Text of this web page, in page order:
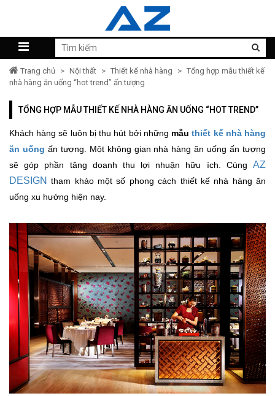
Trang chủ > Nội thất > Thiết kế nhà hàng > Tổng hợp mẫu thiết kế
nhà hàng ăn uống “hot trend” ấn tượng
TỔNG HỢP MẪU THIẾT KẾ NHÀ HÀNG ĂN UỐNG “HOT TREND”
Khách hàng sẽ luôn bị thu hút bởi những mẫuthiết kế nhà hàng
ăn uống ấn tượng. Một không gian nhà hàng ăn uống ấn tượng
sẽ góp phần tăng doanh thu lợi nhuận hữu ích. Cùng AZ
DESIGN tham khảo một số phong cách thiết kế nhà hàng ăn
uống xu hướng hiện nay.